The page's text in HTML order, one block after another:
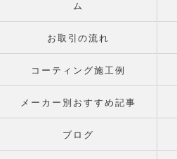
ム
お取引の流れ
コーティング施工例
メーカー別おすすめ記事
ブログ